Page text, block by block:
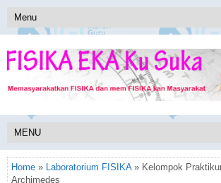
Home » Laboratorium FISIKA» Kelompok
Archimedes